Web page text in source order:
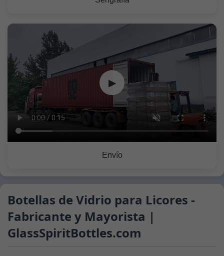
▶
Envío
Botellas de Vidrio para Licores -
Fabricante y Mayorista |
GlassSpiritBottles.com